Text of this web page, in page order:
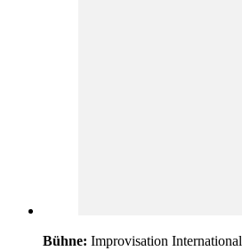
Bühne: Improvisation International